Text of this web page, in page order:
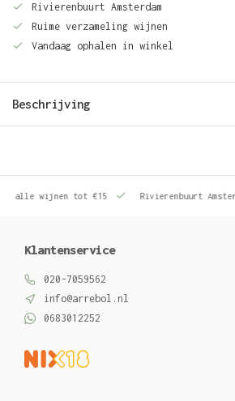
Rivierenbuurt Amsterdam
Ruime verzameling wijnen
Vandaag ophalen in winkel
Beschrijving
wijnen tot €15 Rivierenbuurt Amsterdam
Klantenservice
020-7059562
info@arrebol.nl
0683012252